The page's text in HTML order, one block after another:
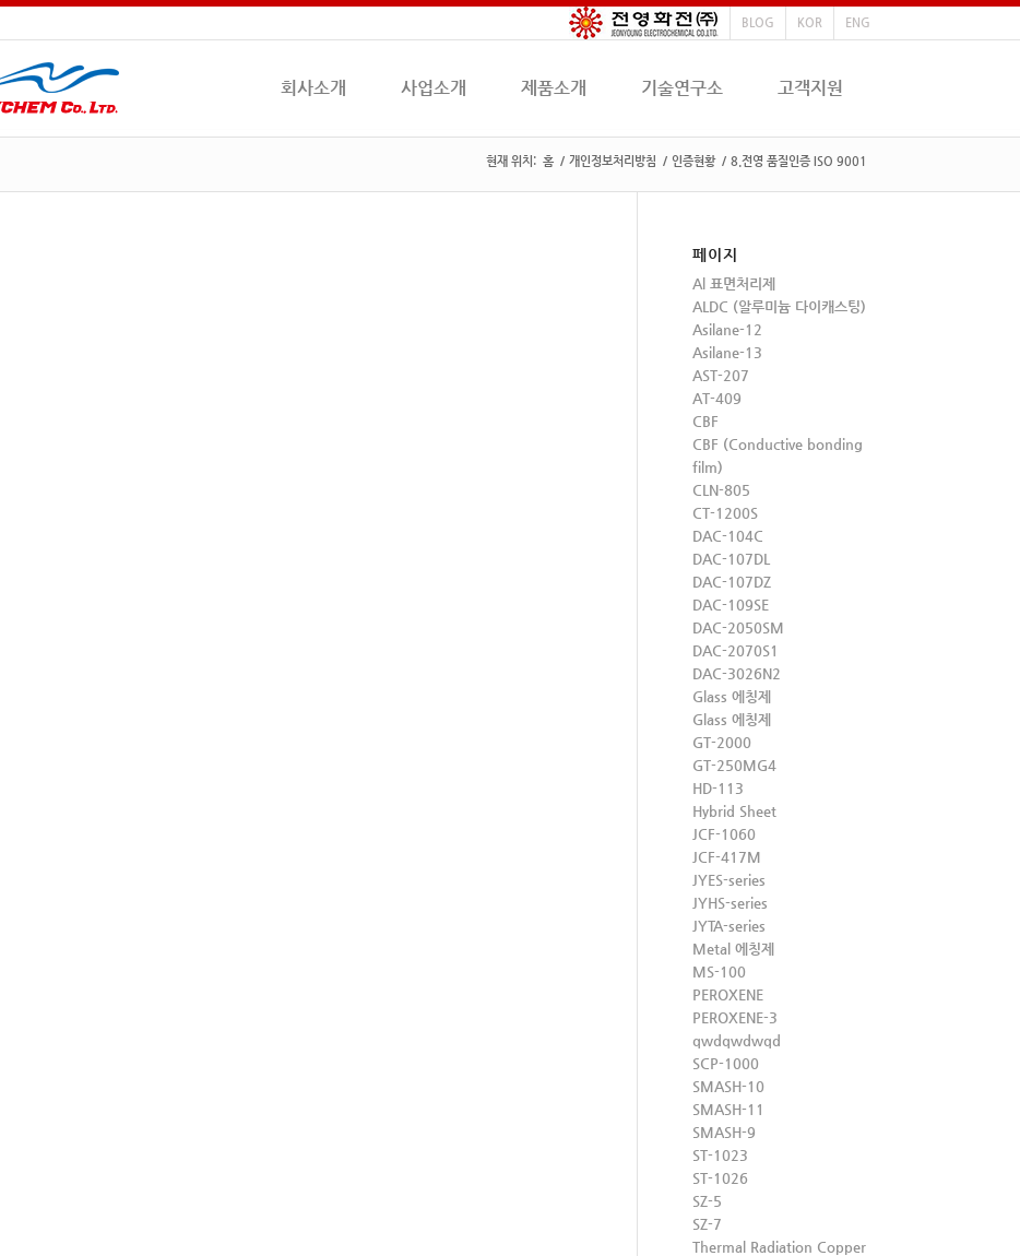
BLOG KOR ENG
회사소개 사업소개 제품소개 기술연구소 고객지원
현재 위치: 홈 / 개인정보처리방침 / 인증현황 / 8.전영 품질인증 ISO 9001
페이지
Al 표면처리제
ALDC (알루미늄 다이캐스팅)
Asilane-12
Asilane-13
AST-207
AT-409
CBF
CBF (Conductive bonding
film)
CLN-805
CT-1200S
DAC-104C
DAC-107DL
DAC-107DZ
DAC-109SE
DAC-2050SM
DAC-2070S1
DAC-3026N2
Glass 에칭제
Glass 에칭제
GT-2000
GT-250MG4
HD-113
Hybrid Sheet
JCF-1060
JCF-417M
JYES-series
JYHS-series
JYTA-series
Metal 에칭제
MS-100
PEROXENE
PEROXENE-3
qwdqwdwqd
SCP-1000
SMASH-10
SMASH-11
SMASH-9
ST-1023
ST-1026
SZ-5
SZ-7
Thermal Radiation Copper